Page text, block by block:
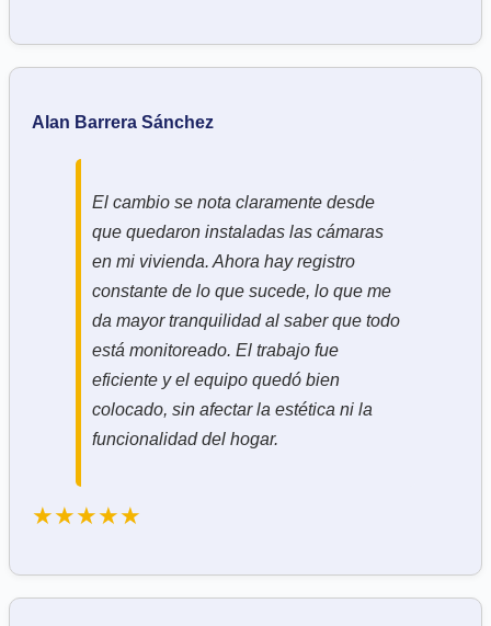
Alan Barrera Sánchez
El cambio se nota claramente desde
que quedaron instaladas las cámaras
en mi vivienda. Ahora hay registro
constante de lo que sucede, lo que me
da mayor tranquilidad al saber que todo
está monitoreado. El trabajo fue
eficiente y el equipo quedó bien
colocado, sin afectar la estética ni la
funcionalidad del hogar.
★★★★★